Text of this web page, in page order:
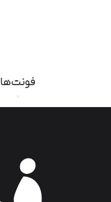
فونت‌ها
آریا
آهنگ